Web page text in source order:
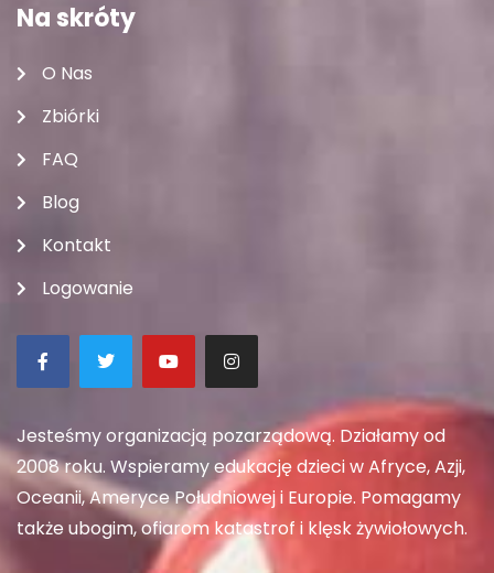
Na skróty
O Nas
Zbiórki
FAQ
Blog
Kontakt
Logowanie
Jesteśmy organizacją pozarządową. Działamy od
2008 roku. Wspieramy edukację dzieci w Afryce, Azji,
Oceanii, Ameryce Południowej i Europie. Pomagamy
także ubogim, ofiarom katastrof i klęsk żywiołowych.